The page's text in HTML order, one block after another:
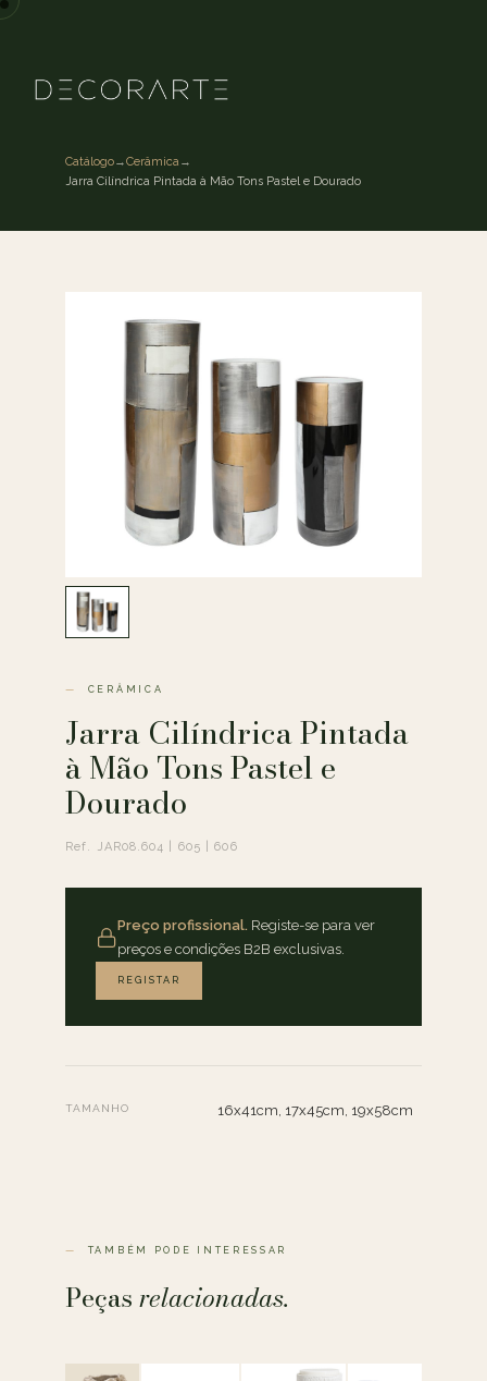
Catálogo→Cerâmica→
Jarra Cilíndrica Pintada à Mão Tons Pastel e Dourado
CERÂMICA
Jarra Cilíndrica Pintada
à Mão Tons Pastel e
Dourado
Ref. JAR08.604 | 605 | 606
Preço profissional. Registe-se para ver
preços e condições B2B exclusivas.
REGISTAR
TAMANHO 16x41cm, 17x45cm, 19x58cm
TAMBÉM PODE INTERESSAR
Peçasrelacionadas.